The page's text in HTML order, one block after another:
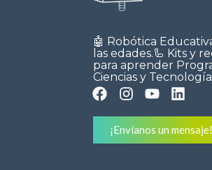
🤖 Robótica
las edades.🦾 Kits y
para aprender
Ciencias y
¡Envíanos un mensaje!